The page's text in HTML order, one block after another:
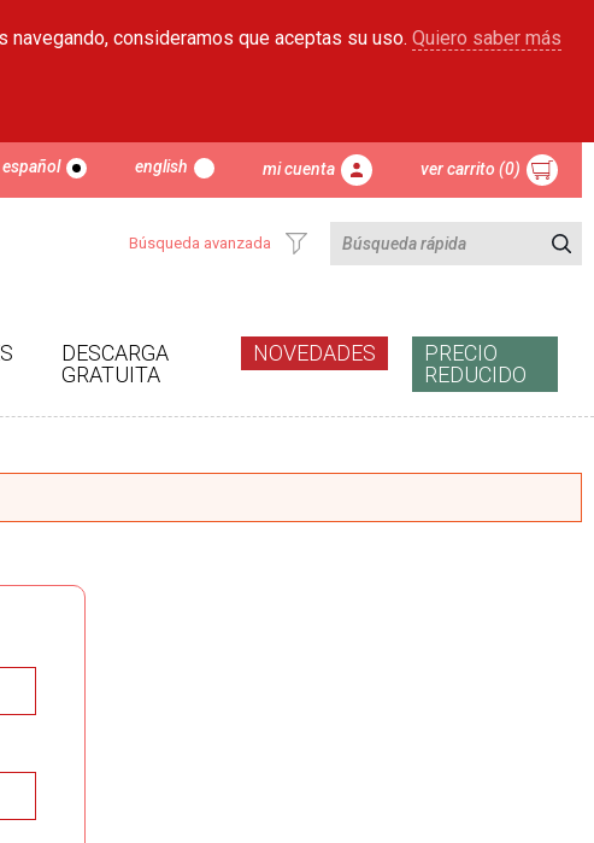
navegando, consideramos que aceptas su uso. Quiero saber más
español english mi cuenta ver carrito (0)
Búsqueda avanzada
DESCARGA
GRATUITA
NOVEDADES
PRECIO
REDUCIDO